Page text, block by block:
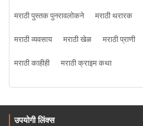
मराठी पुस्तक पुनरावलोकने
मराठी थरारक
मराठी व्यवसाय
मराठी खेळ मराठी प्राणी
मराठी काहीही
मराठी क्राइम कथा
उपयोगी लिंक्स